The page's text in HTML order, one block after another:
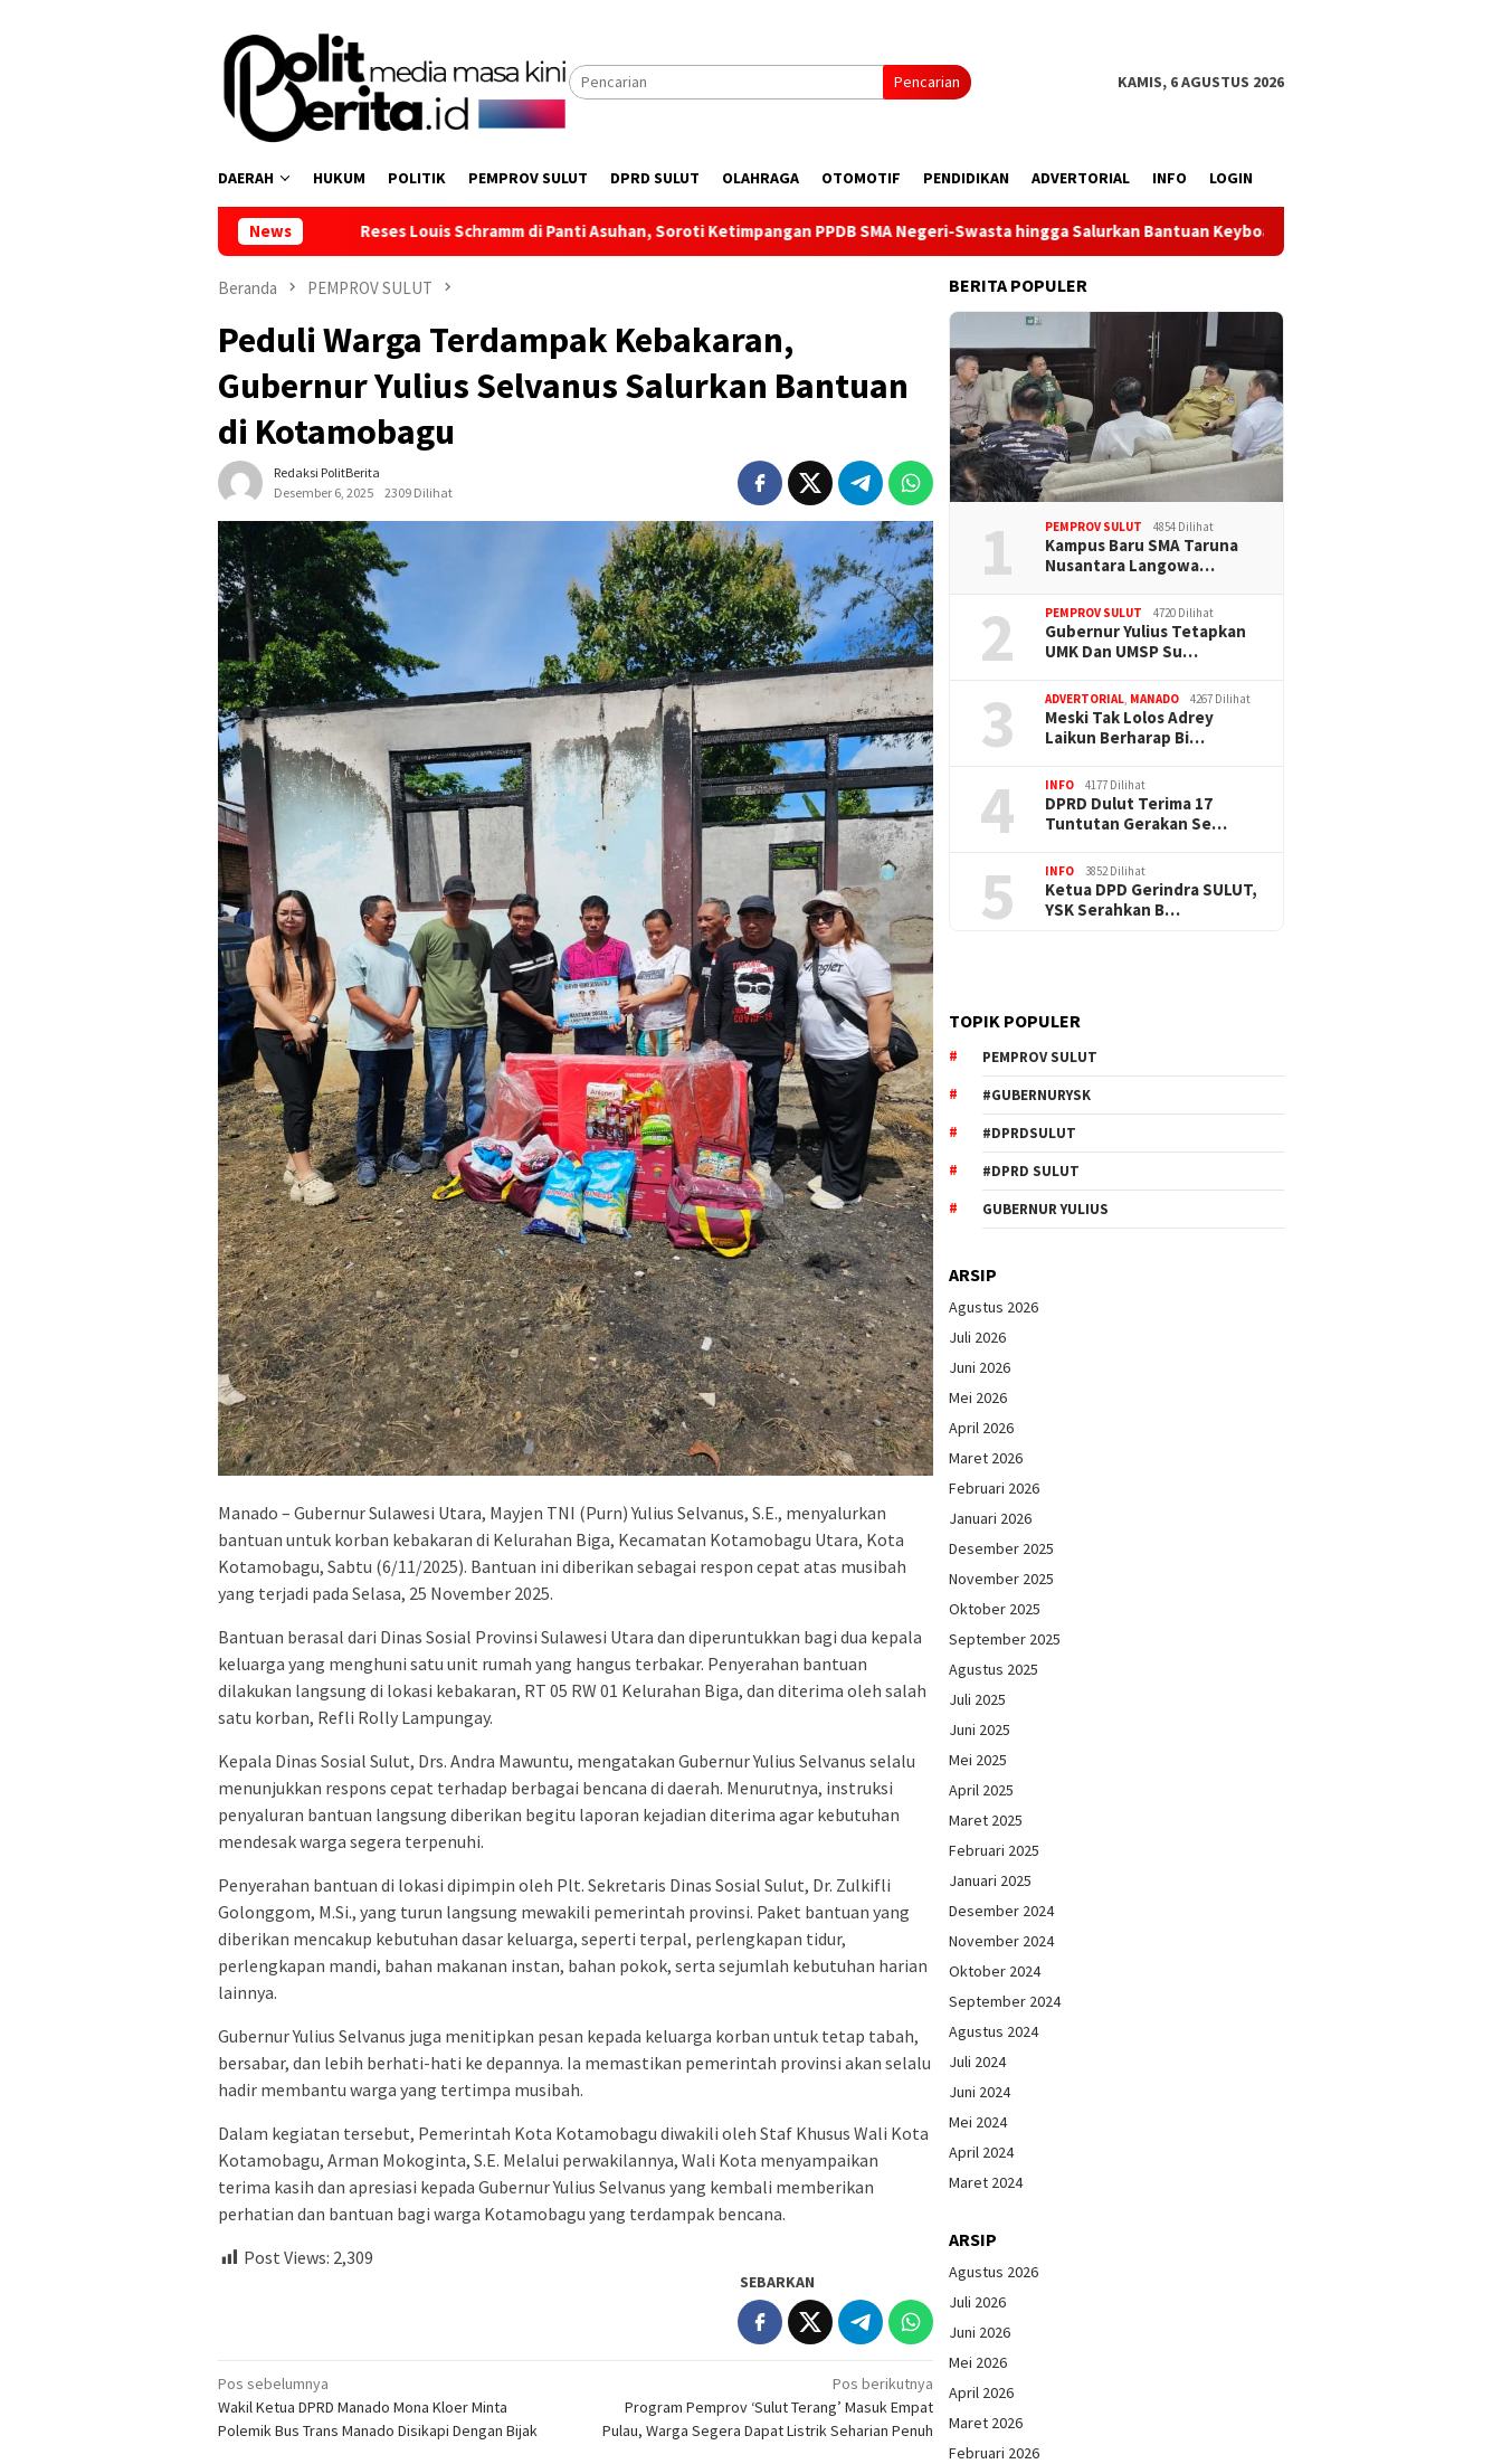
Pencarian
KAMIS, 6 AGUSTUS 2026
DAERAH HUKUM POLITIK PEMPROV SULUT DPRD SULUT OLAHRAGA OTOMOTIF PENDIDIKAN ADVERTORIAL INFO LOGIN
News
Reses Louis Schramm di Panti Asuhan, Soroti Ketimpangan PPDB SMA Negeri-Swasta hingga Salurkan Bantuan Keyboard Reses Dhea Lumenta di Poigar Hadirkan
Beranda PEMPROV SULUT
Peduli Warga Terdampak Kebakaran,
Gubernur Yulius Selvanus Salurkan Bantuan
di Kotamobagu
Redaksi PolitBerita
Desember 6, 2025
2309 Dilihat
Manado – Gubernur Sulawesi Utara, Mayjen TNI (Purn) Yulius Selvanus, S.E., menyalurkan
bantuan untuk korban kebakaran di Kelurahan Biga, Kecamatan Kotamobagu Utara, Kota
Kotamobagu, Sabtu (6/11/2025). Bantuan ini diberikan sebagai respon cepat atas musibah
yang terjadi pada Selasa, 25 November 2025.
Bantuan berasal dari Dinas Sosial Provinsi Sulawesi Utara dan diperuntukkan bagi dua kepala
keluarga yang menghuni satu unit rumah yang hangus terbakar. Penyerahan bantuan
dilakukan langsung di lokasi kebakaran, RT 05 RW 01 Kelurahan Biga, dan diterima oleh salah
satu korban, Refli Rolly Lampungay.
Kepala Dinas Sosial Sulut, Drs. Andra Mawuntu, mengatakan Gubernur Yulius Selvanus selalu
menunjukkan respons cepat terhadap berbagai bencana di daerah. Menurutnya, instruksi
penyaluran bantuan langsung diberikan begitu laporan kejadian diterima agar kebutuhan
mendesak warga segera terpenuhi.
Penyerahan bantuan di lokasi dipimpin oleh Plt. Sekretaris Dinas Sosial Sulut, Dr. Zulkifli
Golonggom, M.Si., yang turun langsung mewakili pemerintah provinsi. Paket bantuan yang
diberikan mencakup kebutuhan dasar keluarga, seperti terpal, perlengkapan tidur,
perlengkapan mandi, bahan makanan instan, bahan pokok, serta sejumlah kebutuhan harian
lainnya.
Gubernur Yulius Selvanus juga menitipkan pesan kepada keluarga korban untuk tetap tabah,
bersabar, dan lebih berhati-hati ke depannya. Ia memastikan pemerintah provinsi akan selalu
hadir membantu warga yang tertimpa musibah.
Dalam kegiatan tersebut, Pemerintah Kota Kotamobagu diwakili oleh Staf Khusus Wali Kota
Kotamobagu, Arman Mokoginta, S.E. Melalui perwakilannya, Wali Kota menyampaikan
terima kasih dan apresiasi kepada Gubernur Yulius Selvanus yang kembali memberikan
perhatian dan bantuan bagi warga Kotamobagu yang terdampak bencana.
Post Views: 2,309
SEBARKAN
Navigasi
pos
Pos sebelumnya
Wakil Ketua DPRD Manado Mona Kloer Minta
Polemik Bus Trans Manado Disikapi Dengan Bijak
Pos berikutnya
Program Pemprov ‘Sulut Terang’ Masuk Empat
Pulau, Warga Segera Dapat Listrik Seharian Penuh
BERITA POPULER
1 PEMPROV SULUT 4854 Dilihat
Kampus Baru SMA Taruna
Nusantara Langowa…
2 PEMPROV SULUT 4720 Dilihat
Gubernur Yulius Tetapkan
UMK Dan UMSP Su…
3 ADVERTORIAL MANADO 4267 Dilihat
Meski Tak Lolos Adrey
Laikun Berharap Bi…
4 INFO 4177 Dilihat
DPRD Dulut Terima 17
Tuntutan Gerakan Se…
5 INFO 3852 Dilihat
Ketua DPD Gerindra SULUT,
YSK Serahkan B…
TOPIK POPULER
PEMPROV SULUT
#GUBERNURYSK
#DPRDSULUT
#DPRD SULUT
GUBERNUR YULIUS
ARSIP
Agustus 2026
Juli 2026
Juni 2026
Mei 2026
April 2026
Maret 2026
Februari 2026
Januari 2026
Desember 2025
November 2025
Oktober 2025
September 2025
Agustus 2025
Juli 2025
Juni 2025
Mei 2025
April 2025
Maret 2025
Februari 2025
Januari 2025
Desember 2024
November 2024
Oktober 2024
September 2024
Agustus 2024
Juli 2024
Juni 2024
Mei 2024
April 2024
Maret 2024
ARSIP
Agustus 2026
Juli 2026
Juni 2026
Mei 2026
April 2026
Maret 2026
Februari 2026